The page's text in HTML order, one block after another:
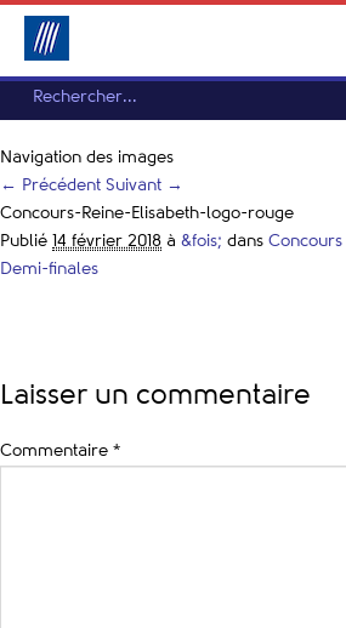
Navigation des images
← Précédent Suivant →
Concours-Reine-Elisabeth-logo-rouge
Publié 14 février 2018 à &fois; dans Concours
Demi-finales
Laisser un commentaire
Commentaire *